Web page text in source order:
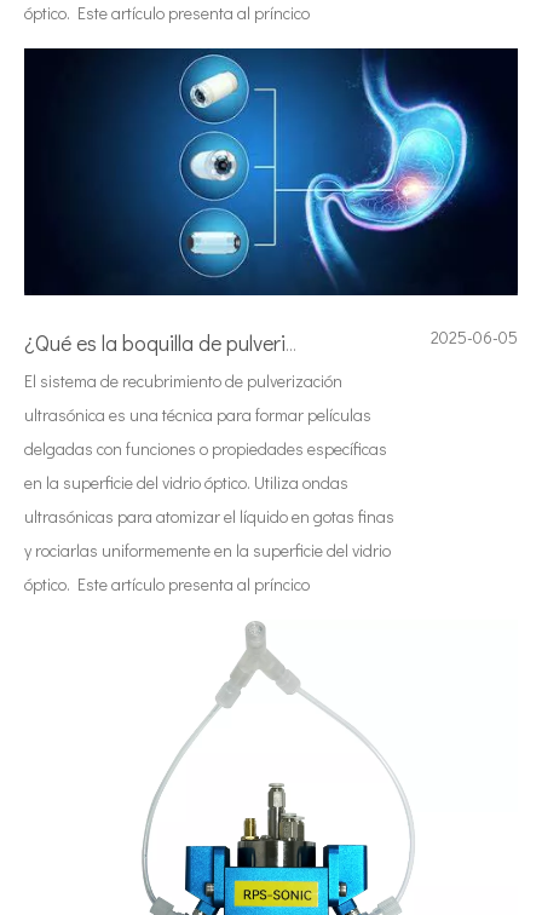
óptico. Este artículo presenta al príncico
¿Qué es la boquilla de pulverización de endoscopio?
El sistema de recubrimiento de pulverización
ultrasónica es una técnica para formar películas
delgadas con funciones o propiedades específicas
en la superficie del vidrio óptico. Utiliza ondas
ultrasónicas para atomizar el líquido en gotas finas
y rociarlas uniformemente en la superficie del vidrio
óptico. Este artículo presenta al príncico
2025-06-05